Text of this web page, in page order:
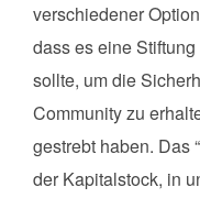
verschiedener
dass es eine
sollte, um die
Community zu
gestrebt haben. Das
der Kapitalstock, in